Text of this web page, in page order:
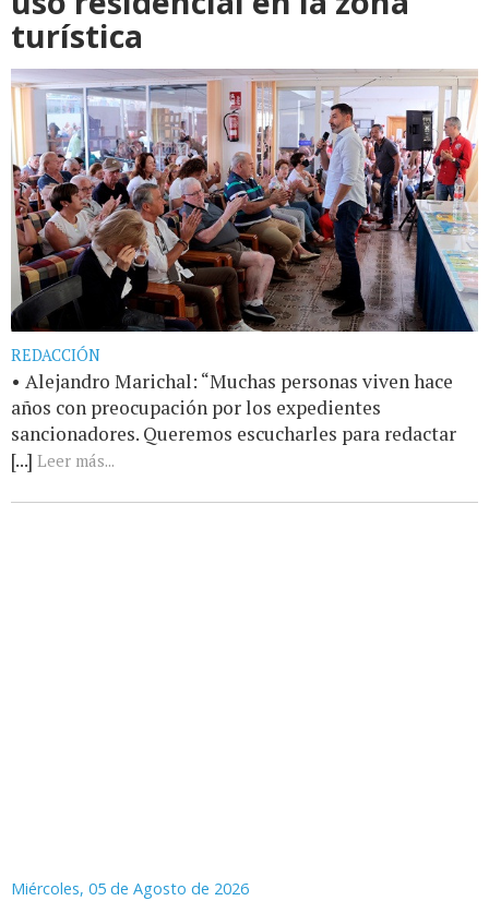
turística
REDACCIÓN
• Alejandro Marichal: “Muchas personas viven hace
años con preocupación por los expedientes
sancionadores. Queremos escucharles para redactar
[...] Leer más...
Miércoles, 05 de Agosto de 2026